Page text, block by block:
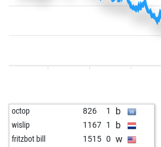
octop 826 1 b
wislip 1167 1 b
fritzbot bill 1515 0 w